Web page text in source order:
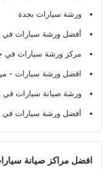
ورشة سيارات بجدة
أفضل ورشة سيارات في
مركز ورشة سيارات في
افضل ورشة سيارات -
ورشة صيانة سيارات في
أفضل ورشة سيارات في
افضل مراكز صيانة